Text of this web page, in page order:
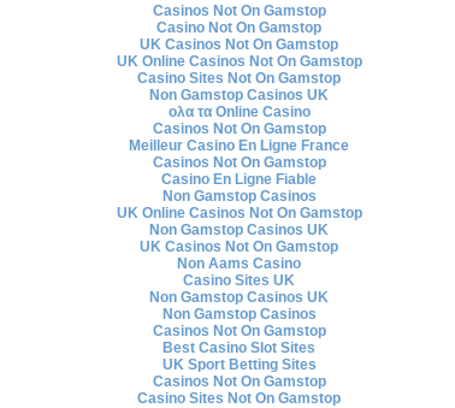
Casinos Not On Gamstop
Casino Not On Gamstop
UK Casinos Not On Gamstop
UK Online Casinos Not On Gamstop
Casino Sites Not On Gamstop
Non Gamstop Casinos UK
ολα τα Online Casino
Casinos Not On Gamstop
Meilleur Casino En Ligne France
Casinos Not On Gamstop
Casino En Ligne Fiable
Non Gamstop Casinos
UK Online Casinos Not On Gamstop
Non Gamstop Casinos UK
UK Casinos Not On Gamstop
Non Aams Casino
Casino Sites UK
Non Gamstop Casinos UK
Non Gamstop Casinos
Casinos Not On Gamstop
Best Casino Slot Sites
UK Sport Betting Sites
Casinos Not On Gamstop
Casino Sites Not On Gamstop